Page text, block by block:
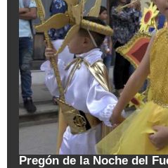
esperanza reapertura total